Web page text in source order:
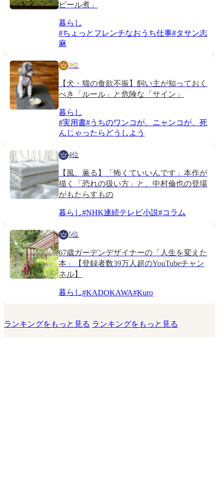
ビール煮」
暮らし
#ちょっとフレンチなおうち仕事#タサン志
麻
3位
【犬・猫の食欲不振】飼い主が知っておく
べき「ルール」と危険な「サイン」
暮らし
#実用書#うちのワンコが、ニャンコが、死
んじゃったらどうしよう
4位
【風、薫る】「怖くていいんです」本作が
描く「恐れの扱い方」と、中村倫也の登場
がもたらすもの
暮らし#NHK連続テレビ小説#コラム
5位
67歳ガーデンデザイナーの「人生を変えた
本」【登録者数39万人超のYouTubeチャン
ネル】
暮らし#KADOKAWA#Kuro
ランキングをもっと見る ランキングをもっと見る